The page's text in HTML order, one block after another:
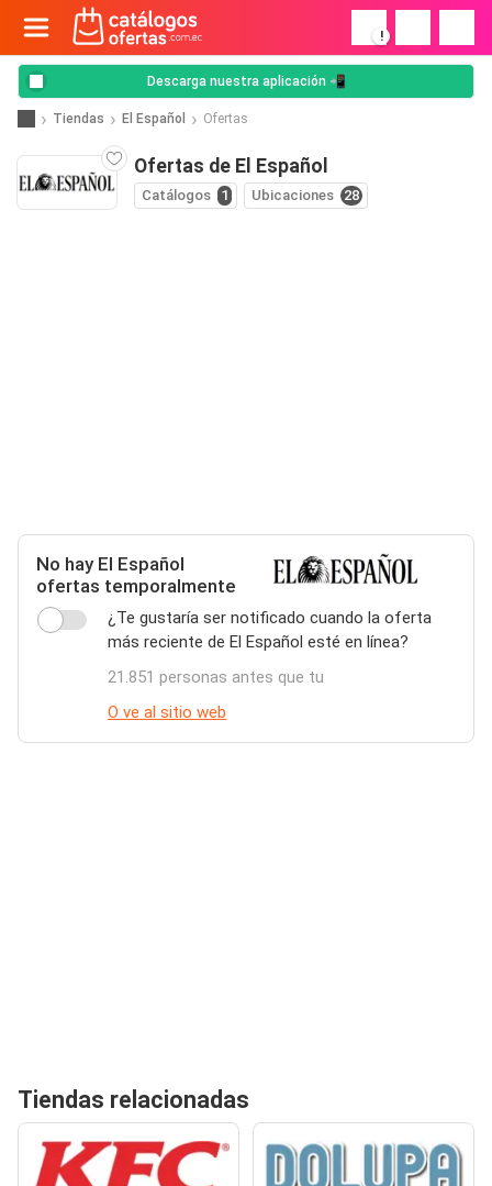
!
Descarga nuestra aplicación 📲
Tiendas El Español Ofertas
Ofertas de El Español
Catálogos 1 Ubicaciones 28
No hay El Español
ofertas temporalmente
¿Te gustaría ser notificado cuando la oferta
más reciente de El Español esté en línea?
21.851 personas antes que tu
O ve al sitio web
Tiendas relacionadas